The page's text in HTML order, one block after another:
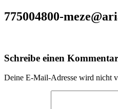
775004800-
Schreibe einen Kommentar
Deine E-Mail-Adresse wird nicht